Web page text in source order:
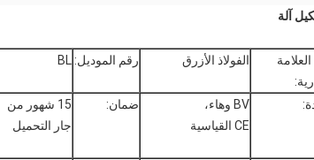
آلة
الفولاذ الأزرق رقم الموديل: BL
BV وهاء،
CE القياسية
ضمان:
15 شهور من
جار التحميل